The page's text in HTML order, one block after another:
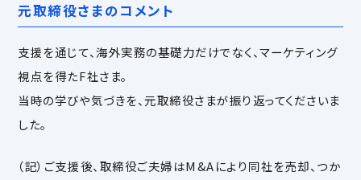
元取締役さまのコメント
支援を通じて、海外実務の基礎力だけでなく、マーケティング
視点を得たF社さま。
当時の学びや気づきを、元取締役さまが振り返ってくださいま
した。
（記）ご支援後、取締役ご夫婦はM&Aにより同社を売却、つか